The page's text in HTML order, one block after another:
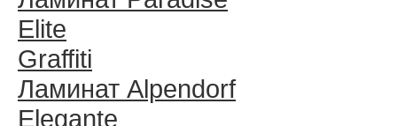
Elite
Graffiti
Ламинат Alpendorf
Elegante